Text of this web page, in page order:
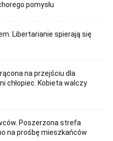
pomysłu
Libertarianie spierają się
na przejściu dla
chłopiec. Kobieta walczy
Poszerzona strefa
na prośbę mieszkańców